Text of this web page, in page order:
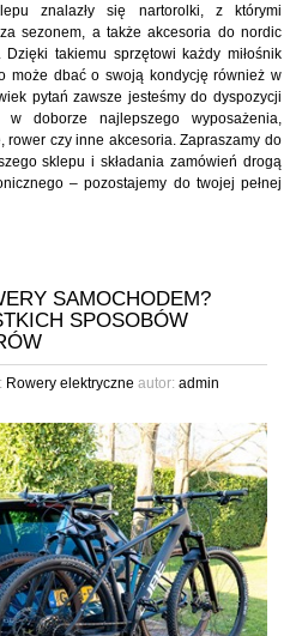
znalazły się nartorolki, z którymi
sezonem, a także akcesoria do nordic
takiemu sprzętowi każdy miłośnik
może dbać o swoją kondycję również w
pytań zawsze jesteśmy do dyspozycji
doborze najlepszego wyposażenia,
czy inne akcesoria. Zapraszamy do
sklepu i składania zamówień drogą
– pozostajemy do twojej pełnej
SAMOCHODEM?
SPOSOBÓW
Rowery elektryczne autor: admin